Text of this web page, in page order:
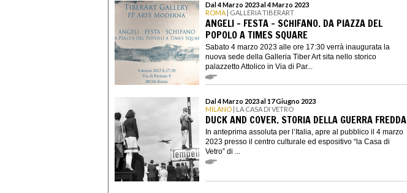
Dal 4 Marzo 2023 al 4 Marzo 2023
ROMA | GALLERIA TIBERART
ANGELI - FESTA - SCHIFANO. DA PIAZZA DEL
POPOLO A TIMES SQUARE
Sabato 4 marzo 2023 alle ore 17:30 verrà inaugurata la
nuova sede della Galleria Tiber Art sita nello storico
palazzetto Attolico in Via di Par...
Dal 4 Marzo 2023 al 17 Giugno 2023
MILANO | LA CASA DI VETRO
DUCK AND COVER. STORIA DELLA GUERRA FREDDA
In anteprima assoluta per l’Italia, apre al pubblico il 4 marzo
2023 presso il centro culturale ed espositivo “la Casa di
Vetro” di ...